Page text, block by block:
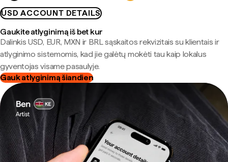
USD ACCOUNT DETAILS
Gaukite atlyginimą iš bet kur
Dalinkis USD, EUR, MXN ir BRL sąskaitos rekvizitais su klientais ir
atlyginimo sistemomis, kad jie galėtų mokėti tau kaip lokalus
gyventojas visame pasaulyje.
Gauk atlyginimą šiandien